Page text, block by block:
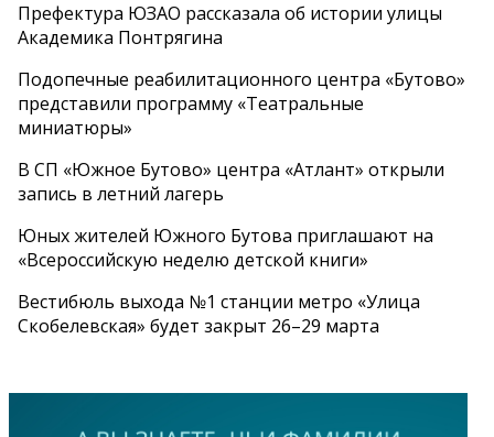
Префектура ЮЗАО рассказала об истории улицы
Академика Понтрягина
Подопечные реабилитационного центра «Бутово»
представили программу «Театральные
миниатюры»
В СП «Южное Бутово» центра «Атлант» открыли
запись в летний лагерь
Юных жителей Южного Бутова приглашают на
«Всероссийскую неделю детской книги»
Вестибюль выхода №1 станции метро «Улица
Скобелевская» будет закрыт 26–29 марта